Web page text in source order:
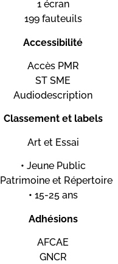
1 écran
199 fauteuils
Accessibilité
Accès PMR
ST SME
Audiodescription
Classement et labels
Art et Essai
• Jeune Public
Patrimoine et Répertoire
• 15-25 ans
Adhésions
AFCAE
GNCR